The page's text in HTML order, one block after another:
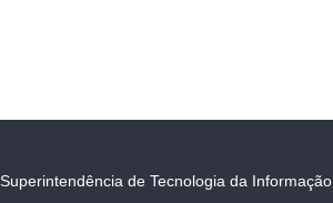
Superintendência de Tecnologia da Informação